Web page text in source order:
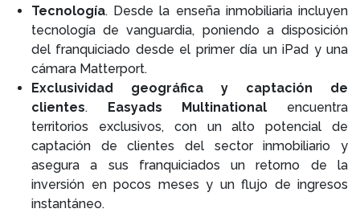
Tecnología. Desde la enseña inmobiliaria incluyen
tecnología de vanguardia, poniendo a disposición
del franquiciado desde el primer día un iPad y una
cámara Matterport.
Exclusividad geográfica y captación de
clientes. Easyads Multinational encuentra
territorios exclusivos, con un alto potencial de
captación de clientes del sector inmobiliario y
asegura a sus franquiciados un retorno de la
inversión en pocos meses y un flujo de ingresos
instantáneo.